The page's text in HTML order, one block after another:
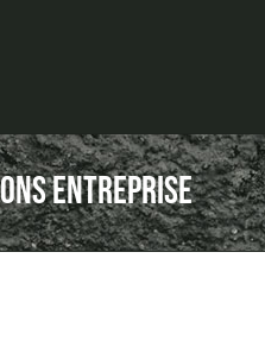
Entreprise